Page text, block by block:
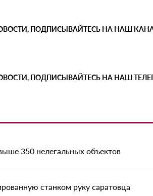
ПОДПИСЫВАЙТЕСЬ НА НАШ
ПОДПИСЫВАЙТЕСЬ НА НАШ
350 нелегальных объектов
станком руку саратовца